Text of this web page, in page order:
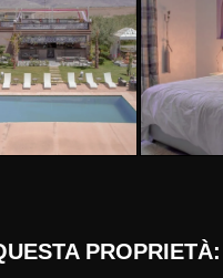
PROPRIETÀ: